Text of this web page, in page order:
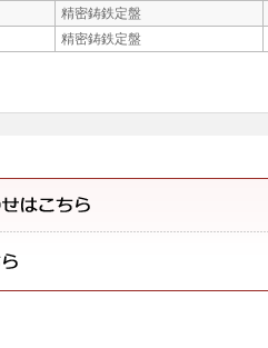
精密鋳鉄定盤
精密鋳鉄定盤